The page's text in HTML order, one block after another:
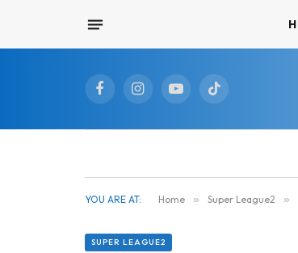
FacebookInstagramYouTubeTikTok
YOU ARE AT: Home » Super League2 »
SUPER LEAGUE2